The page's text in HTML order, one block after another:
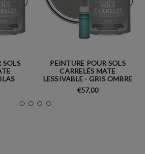
SOLS
PEINTURE POUR SOLS
CARRELÉS MATE
LESSIVABLE - GRIS OMBRE
€57,00